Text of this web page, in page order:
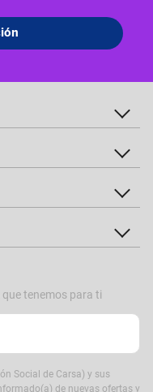
tenemos para ti
Social de Carsa) y sus
de nuevas ofertas y